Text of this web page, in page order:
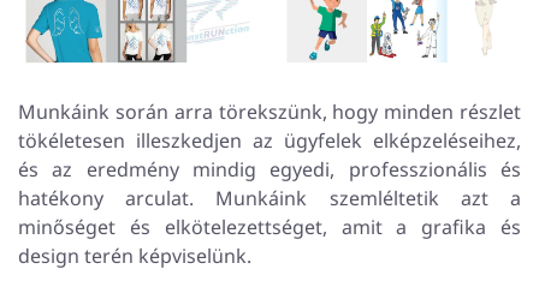
Munkáink során arra törekszünk, hogy minden részlet
tökéletesen illeszkedjen az ügyfelek elképzeléseihez,
és az eredmény mindig egyedi, professzionális és
hatékony arculat. Munkáink szemléltetik azt a
minőséget és elkötelezettséget, amit a grafika és
design terén képviselünk.